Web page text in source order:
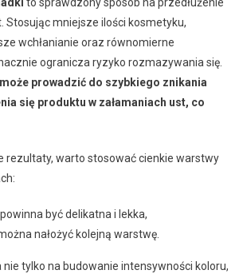
Stosując mniejsze ilości kosmetyku,
wchłanianie oraz równomierne
ogranicza ryzyko rozmazywania się.
prowadzić do szybkiego znikania
się produktu w załamaniach ust, co
rezultaty, warto stosować cienkie warstwy
być delikatna i lekka,
nałożyć kolejną warstwę.
tylko na budowanie intensywności koloru,